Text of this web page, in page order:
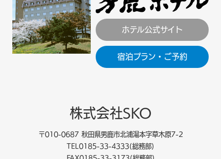
ホテル公式サイト
宿泊プラン・ご予約
株式会社SKO
〒010-0687 秋田県男鹿市北浦湯本字草木原7-2
TEL0185-33-4333(総務部)